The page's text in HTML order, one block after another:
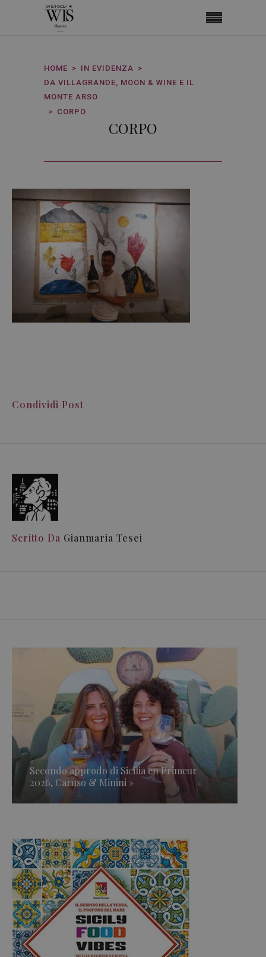
HOME
IN EVIDENZA
DA VILLAGRANDE, MOON & WINE E IL
MONTE ARSO
CORPO
CORPO
Condividi Post
Scritto Da Gianmaria Tesei
Secondo approdo di Sicilia en Primeur
2026, Caruso & Minini »